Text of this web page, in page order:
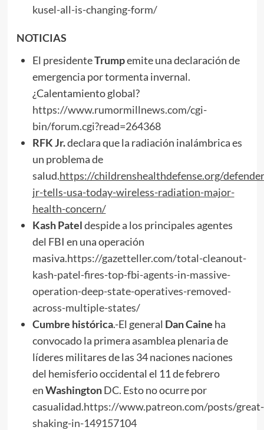
kusel-all-is-changing-form/
NOTICIAS
El presidenteTrumpemite una declaración de
emergencia por tormenta invernal.
¿Calentamiento global?
https://www.rumormillnews.com/cgi-
bin/forum.cgi?read=264368
RFK Jr.declara que la radiación inalámbrica es
un problema de
salud.https://childrenshealthdefense.org/
jr-tells-usa-today-wireless-radiation-major-
health-concern/
Kash Pateldespide a los principales agentes
del FBI en una operación
masiva.https://gazetteller.com/total-cleanout-
kash-patel-fires-top-fbi-agents-in-massive-
operation-deep-state-operatives-removed-
across-multiple-states/
Cumbre histórica.-El general Dan Caine ha
convocado la primera asamblea plenaria de
líderes militares de las 34 naciones naciones
del hemisferio occidental el 11 de febrero
enWashingtonDC. Esto no ocurre por
casualidad.https://www.patreon.com/posts/great-
shaking-in-149157104